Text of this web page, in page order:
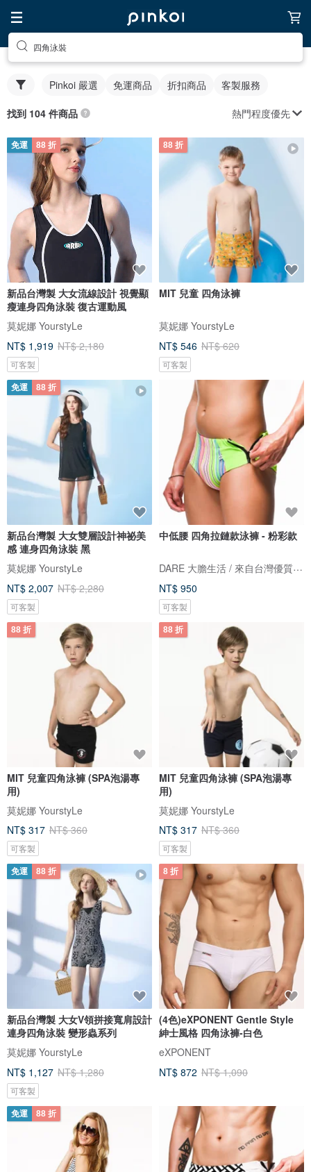
四角泳裝
Pinkoi 嚴選 免運商品 折扣商品 客製服務
找到 104 件商品 熱門程度優先
免運 88 折
新品台灣製 大女流線設計 視覺顯
瘦連身四角泳裝 復古運動風
莫妮娜 YourstyLe
NT$ 1,919 NT$ 2,180
可客製
88 折
MIT 兒童 四角泳褲
莫妮娜 YourstyLe
NT$ 546 NT$ 620
可客製
免運 88 折
新品台灣製 大女雙層設計神祕美
感 連身四角泳裝 黑
莫妮娜 YourstyLe
NT$ 2,007 NT$ 2,280
可客製
中低腰 四角拉鏈款泳褲 - 粉彩款
DARE 大膽生活 / 來自台灣優質男性內著
NT$ 950
可客製
88 折
MIT 兒童四角泳褲 (SPA泡湯專
用)
莫妮娜 YourstyLe
NT$ 317 NT$ 360
可客製
88 折
MIT 兒童四角泳褲 (SPA泡湯專
用)
莫妮娜 YourstyLe
NT$ 317 NT$ 360
可客製
免運 88 折
新品台灣製 大女V領拼接寬肩設計
連身四角泳裝 變形蟲系列
莫妮娜 YourstyLe
NT$ 1,127 NT$ 1,280
可客製
8 折
(4色)eXPONENT Gentle Style
紳士風格 四角泳褲-白色
eXPONENT
NT$ 872 NT$ 1,090
免運 88 折